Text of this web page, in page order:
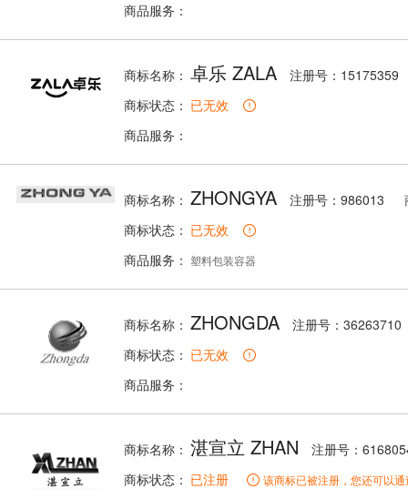
商品服务：
商标名称： 卓乐 ZALA
注册号：15175359
商标状态： 已无效
商品服务：
商标名称： ZHONGYA 注册号：986013
商标状态： 已无效
商品服务： 塑料包装容器
商标名称： ZHONGDA
注册号：36263710
商标状态： 已无效
商品服务：
商标名称： 湛宣立 ZHAN
注册号：
商标状态： 已注册 该商标已被注册，您还可以